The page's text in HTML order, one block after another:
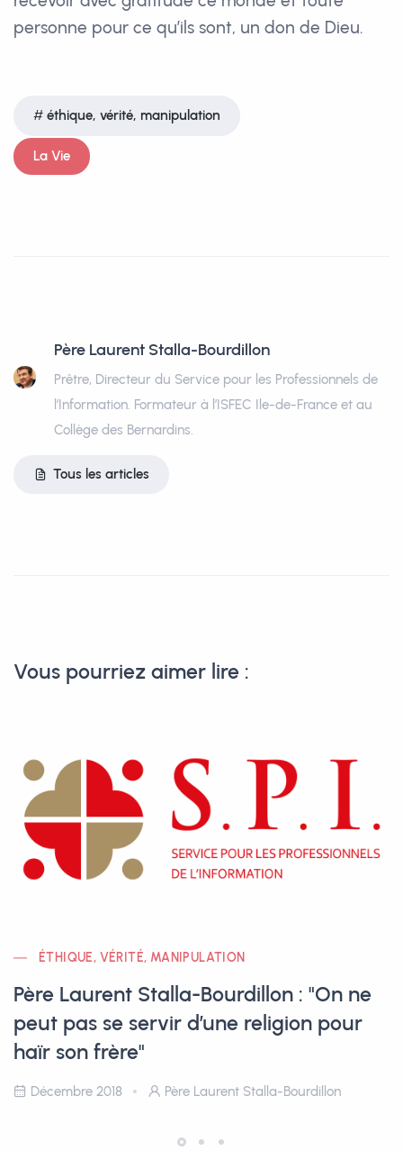
personne pour ce qu’ils sont, un don de Dieu.
éthique, vérité, manipulation
La Vie
Père Laurent Stalla-Bourdillon
Prêtre, Directeur du Service pour les Professionnels de
l’Information. Formateur à l’ISFEC Ile-de-France et au
Collège des Bernardins.
Tous les articles
Vous pourriez aimer lire :
ÉTHIQUE, VÉRITÉ, MANIPULATION
Père Laurent Stalla-Bourdillon : "On ne
peut pas se servir d’une religion pour
haïr son frère"
Décembre 2018 Père Laurent Stalla-Bourdillon